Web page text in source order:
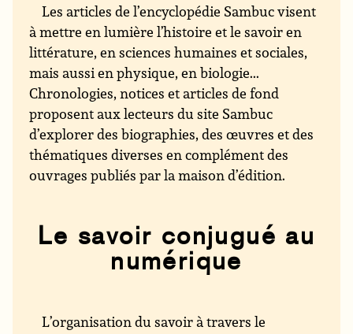
Les articles de l’encyclopédie Sambuc visent
à mettre en lumière l’histoire et le savoir en
littérature, en sciences humaines et sociales,
mais aussi en physique, en biologie...
Chronologies, notices et articles de fond
proposent aux lecteurs du site Sambuc
d’explorer des biographies, des œuvres et des
thématiques diverses en complément des
ouvrages publiés par la maison d’édition.
Le savoir conjugué au
numérique
L’organisation du savoir à travers le